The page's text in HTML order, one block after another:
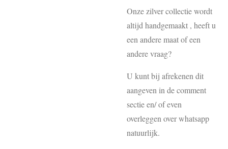
Onze zilver collectie wordt
altijd handgemaakt , heeft u
een andere maat of een
andere vraag?
U kunt bij afrekenen dit
aangeven in de comment
sectie en/ of even
overleggen over whatsapp
natuurlijk.